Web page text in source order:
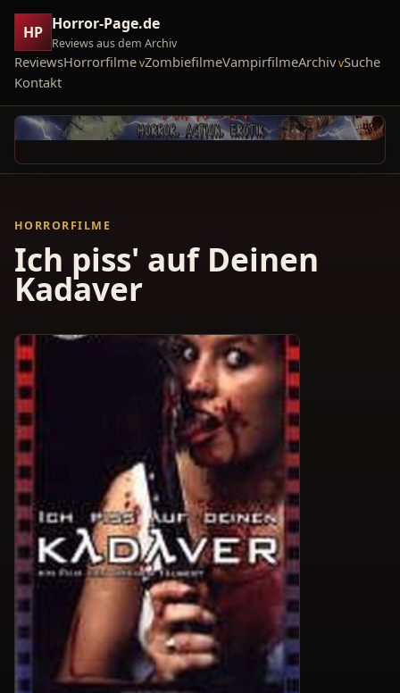
HP Horror-Page.de
Reviews aus dem Archiv
ReviewsHorrorfilme ZombiefilmeVampirfilmeArchiv Suche
Kontakt
HORRORFILME
Ich piss' auf Deinen
Kadaver